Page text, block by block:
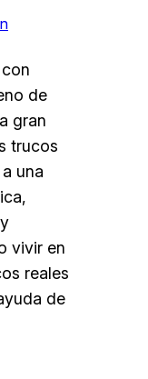
de
gran
trucos
una
vivir en
reales
de